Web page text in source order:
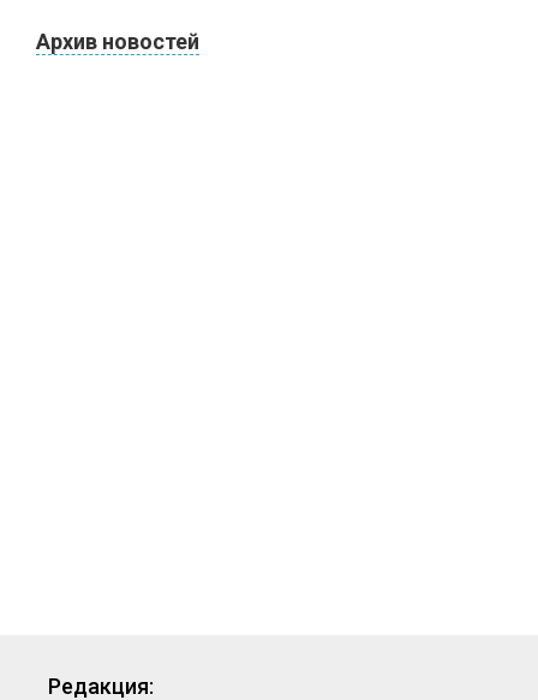
Архив новостей
Редакция: